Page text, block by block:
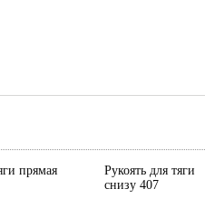
прямая
Рукоять для тяги
снизу 407